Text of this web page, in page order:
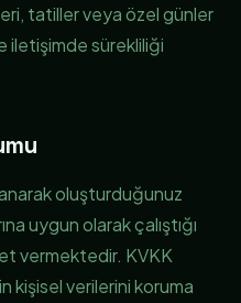
tatiller veya özel günler
iletişimde sürekliliği
oluşturduğunuz
uygun olarak çalıştığı
vermektedir. KVKK
kişisel verilerini koruma